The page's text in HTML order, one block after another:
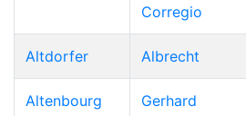
Corregio
Altdorfer Albrecht
Altenbourg Gerhard